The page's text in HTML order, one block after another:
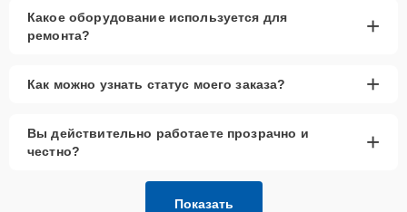
Какое оборудование используется для
ремонта?
+
Как можно узнать статус моего заказа? +
Вы действительно работаете прозрачно и
честно?
+
Показать